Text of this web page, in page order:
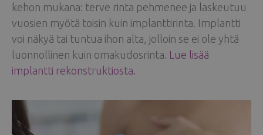
kehon mukana: terve rinta pehmenee ja laskeutuu
vuosien myötä toisin kuin implanttirinta. Implantti
voi näkyä tai tuntua ihon alta, jolloin se ei ole yhtä
luonnollinen kuin omakudosrinta. Lue lisää
implantti rekonstruktiosta.